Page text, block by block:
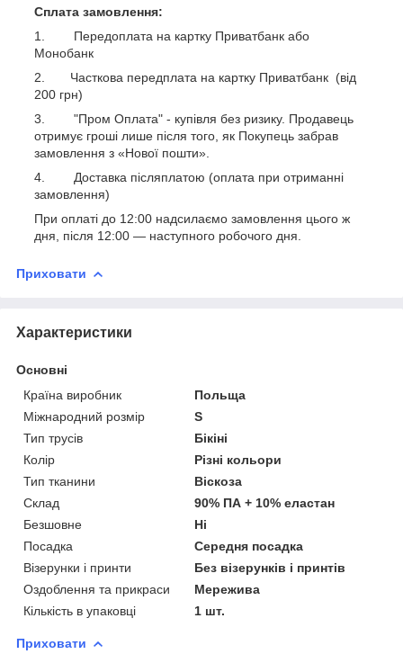
Сплата замовлення:
1. Передоплата на картку Приватбанк або
Монобанк
2. Часткова передплата на картку Приватбанк (від
200 грн)
3. "Пром Оплата" - купівля без ризику. Продавець
отримує гроші лише після того, як Покупець забрав
замовлення з «Нової пошти».
4. Доставка післяплатою (оплата при отриманні
замовлення)
При оплаті до 12:00 надсилаємо замовлення цього ж
дня, після 12:00 ― наступного робочого дня.
Приховати
Характеристики
Основні
Країна виробник
Польща
Міжнародний розмір
S
Тип трусів
Бікіні
Колір
Різні кольори
Тип тканини
Віскоза
Склад
90% ПА + 10% еластан
Безшовне
Ні
Посадка
Середня посадка
Візерунки і принти
Без візерунків і принтів
Оздоблення та прикраси
Мережива
Кількість в упаковці
1 шт.
Приховати